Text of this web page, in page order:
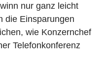
nur ganz leicht
die Einsparungen
wie Konzernchef
Telefonkonferenz